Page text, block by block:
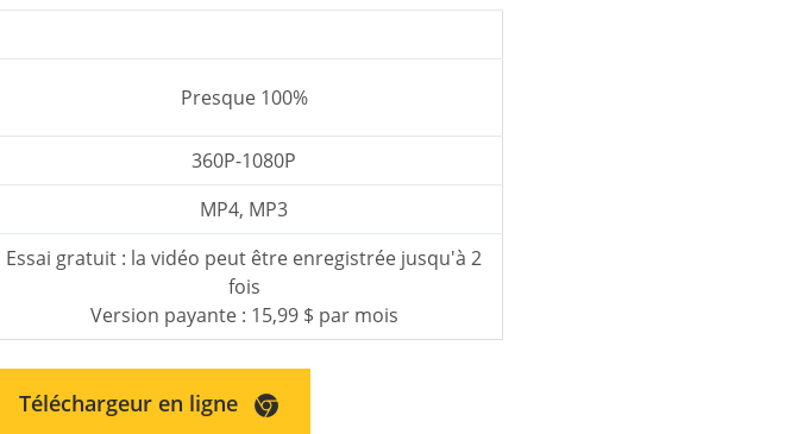
Presque 100%
360P-1080P
MP4, MP3
Essai gratuit : la vidéo peut être enregistrée jusqu'à 2
fois
Version payante : 15,99 $ par mois
Téléchargeur en ligne